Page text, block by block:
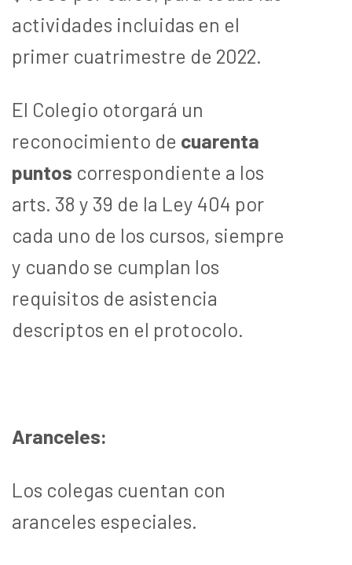
actividades incluidas en el
primer cuatrimestre de 2022.
El Colegio otorgará un
reconocimiento de cuarenta
puntos correspondiente a los
arts. 38 y 39 de la Ley 404 por
cada uno de los cursos, siempre
y cuando se cumplan los
requisitos de asistencia
descriptos en el protocolo.
Aranceles:
Los colegas cuentan con
aranceles especiales.